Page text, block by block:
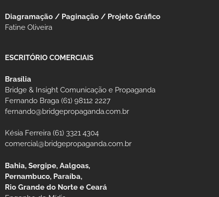
Diagramação / Paginação / Projeto Gráfico
Fatine Oliveira
ESCRITÓRIO COMERCIAIS
Brasília
Bridge & Insight Comunicação e Propaganda
Fernando Braga (61) 98112 2227
fernando@bridgepropaganda.com.br
Késia Ferreira (61) 3321 4304
comercial@bridgepropaganda.com.br
Bahia, Sergipe, Aalgoas,
Pernambuco, Paraíba,
Rio Grande do Norte e Ceará